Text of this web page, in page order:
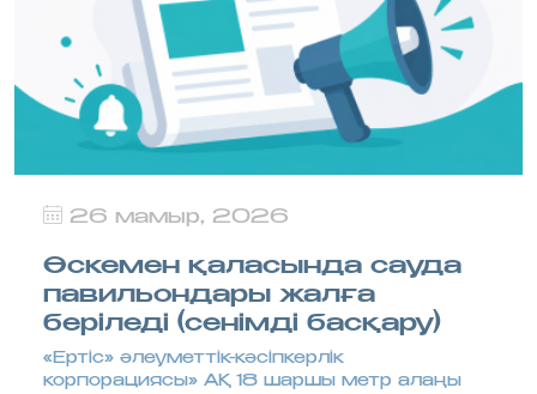
26 мамыр, 2026
Өскемен қаласында сауда
павильондары жалға
беріледі (сенімді басқару)
«Ертіс» әлеуметтік-кәсіпкерлік
корпорациясы» АҚ 18 шаршы метр алаңы